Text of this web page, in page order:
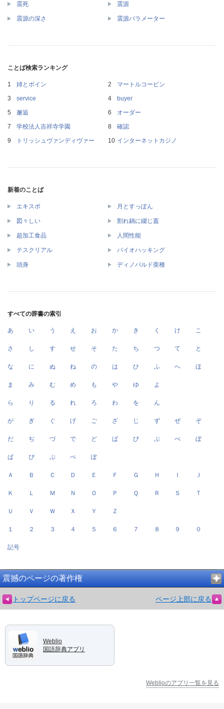
震死 震源
震源の深さ 震源パラメーター
ことば検索ランキング
姉とボイン
マートルコービン
service
buyer
邂逅
オーダー
学校法人吉祥寺学園
確認
トリッシュヴァンディヴァー
インターネットカジノ
新着のことば
エキスポ 月とすっぽん
図々しい 割れ鍋に綴じ蓋
超加工食品 人間性能
テスクリアル バイオハッキング
頭身 ディノバルド亜種
すべての辞書の索引
あ い う え お か き く け こ
さ し す せ そ た ち つ て と
な に ぬ ね の は ひ ふ へ ほ
ま み む め も や ゆ よ
ら り る れ ろ わ を ん
が ぎ ぐ げ ご ざ じ ず ぜ ぞ
だ ぢ づ で ど ば び ぶ べ ぼ
ぱ ぴ ぷ ぺ ぽ
Ａ Ｂ Ｃ Ｄ Ｅ Ｆ Ｇ Ｈ Ｉ Ｊ
Ｋ Ｌ Ｍ Ｎ Ｏ Ｐ Ｑ Ｒ Ｓ Ｔ
Ｕ Ｖ Ｗ Ｘ Ｙ Ｚ
１ ２ ３ ４ ５ ６ ７ ８ ９ ０
記号
震撼のページの著作権
トップページに戻る ページ上部に戻る
Weblio
国語辞典アプリ
Weblioのアプリ一覧を見る